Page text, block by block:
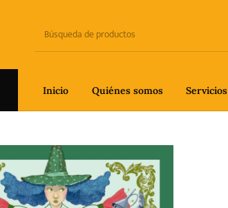
Inicio Quiénes somos Servicios
Filosofía Gastronomía